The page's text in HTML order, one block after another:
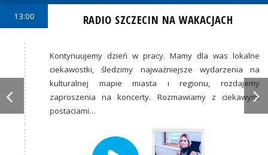
13:00 RADIO SZCZECIN NA WAKACJACH
Kontynuujemy dzień w pracy. Mamy dla was lokalne
ciekawostki, śledzimy najważniejsze wydarzenia na
kulturalnej mapie miasta i regionu, rozdajemy
zaproszenia na koncerty. Rozmawiamy z ciekawymi
postaciami…